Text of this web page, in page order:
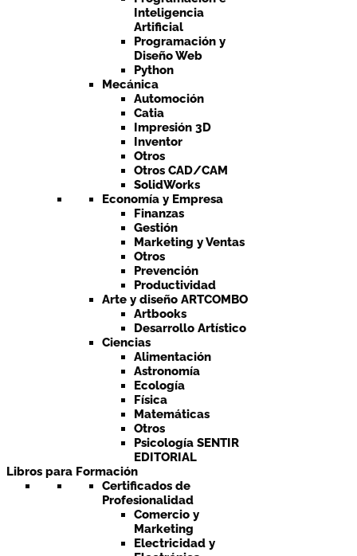
Inteligencia
Artificial
Programación y
Diseño Web
Python
Mecánica
Automoción
Catia
Impresión 3D
Inventor
Otros
Otros CAD/CAM
SolidWorks
Economía y Empresa
Finanzas
Gestión
Marketing y Ventas
Otros
Prevención
Productividad
Arte y diseño ARTCOMBO
Artbooks
Desarrollo Artístico
Ciencias
Alimentación
Astronomía
Ecología
Física
Matemáticas
Otros
Psicología SENTIR
EDITORIAL
Libros para Formación
Certificados de
Profesionalidad
Comercio y
Marketing
Electricidad y